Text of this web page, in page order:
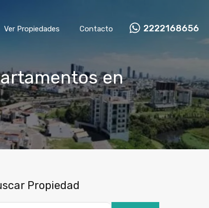
Ver Propiedades Contacto 2222168656
en
Propiedad